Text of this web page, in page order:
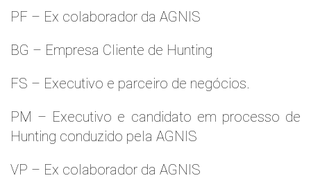
PF – Ex colaborador da AGNIS
BG – Empresa Cliente de Hunting
FS – Executivo e parceiro de negócios.
PM – Executivo e candidato em processo de
Hunting conduzido pela AGNIS
VP – Ex colaborador da AGNIS